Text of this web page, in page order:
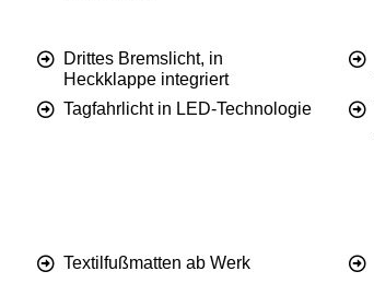
Drittes Bremslicht, in
Heckklappe integriert
Tagfahrlicht in LED-Technologie
Textilfußmatten ab Werk